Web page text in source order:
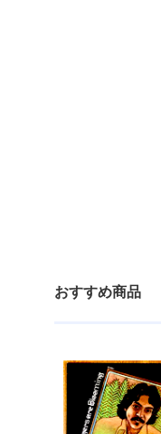
おすすめ商品